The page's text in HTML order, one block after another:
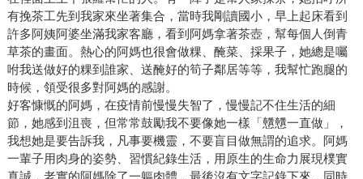
有挽茶工先到我家來坐著集合，當時我剛讀國小，早上起床看到
許多阿姨阿婆坐滿我家客廳，看到阿媽拿著茶壺，幫每個人倒青
草茶的畫面。熱心的阿媽也很會做粿、醃菜、採果子，她總是囑
咐我送做好的粿到誰家、送醃好的筍子鄰居等等，我幫忙跑腿的
時候，領受很多對阿媽的感謝。
好客慷慨的阿媽，在疫情前慢慢失智了，慢慢記不住生活的細
節，她感到沮喪，但常常鼓勵我不要像她一樣「戇戇一直做」，
我想她是要告訴我，凡事要機靈，不要盲目做無謂的追求。阿媽
一輩子用肉身的姿勢、習慣紀錄生活，用原生的生命力展現樸實
真誠，老實的阿媽除了一軀肉體，最後沒有文字記錄下來，同時